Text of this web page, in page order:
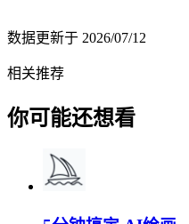
数据更新于 2026/07/12
相关推荐
你可能还想看